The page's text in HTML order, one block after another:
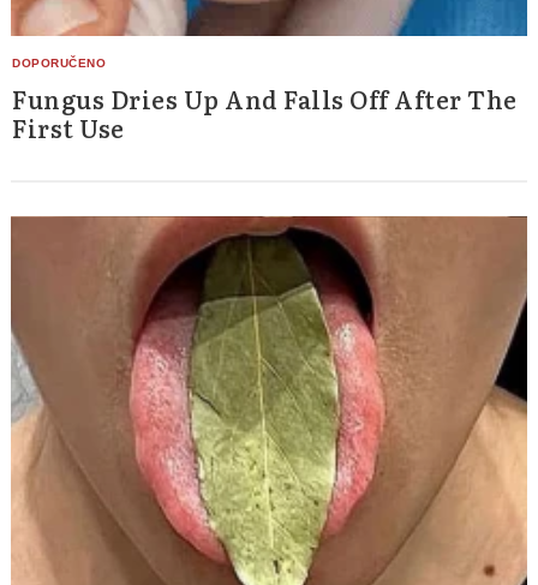
Fungus Dries Up And Falls Off After The
First Use